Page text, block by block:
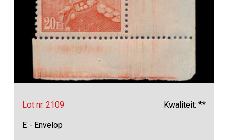
Lot nr. 2109 Kwaliteit: **
E - Envelop